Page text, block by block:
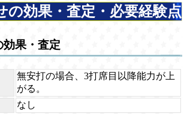
の効果・査定・必要経験点
果・査定
無安打の場合、3打席目以降能力が上
がる。
なし